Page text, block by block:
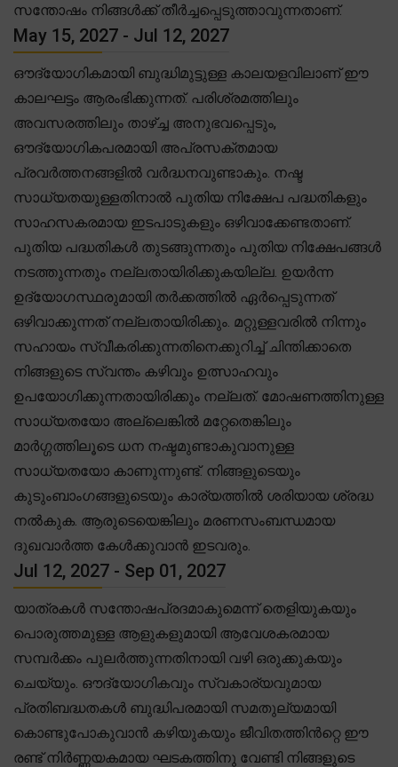
സന്തോഷം നിങ്ങൾക്ക് തീർച്ചപ്പെടുത്താവുന്നതാണ്.
May 15, 2027 - Jul 12, 2027
ഔദ്യോഗികമായി ബുദ്ധിമുട്ടുള്ള കാലയളവിലാണ് ഈ
കാലഘട്ടം ആരംഭിക്കുന്നത്. പരിശ്രമത്തിലും
അവസരത്തിലും താഴ്ച്ച അനുഭവപ്പെടും,
ഔദ്യോഗികപരമായി അപ്രസക്തമായ
പ്രവർത്തനങ്ങളിൽ വർദ്ധനവുണ്ടാകും. നഷ്ട
സാധ്യതയുള്ളതിനാൽ പുതിയ നിക്ഷേപ പദ്ധതികളും
സാഹസകരമായ ഇടപാടുകളും ഒഴിവാക്കേണ്ടതാണ്.
പുതിയ പദ്ധതികൾ തുടങ്ങുന്നതും പുതിയ നിക്ഷേപങ്ങൾ
നടത്തുന്നതും നല്ലതായിരിക്കുകയില്ല. ഉയർന്ന
ഉദ്യോഗസ്ഥരുമായി തർക്കത്തിൽ ഏർപ്പെടുന്നത്
ഒഴിവാക്കുന്നത് നല്ലതായിരിക്കും. മറ്റുള്ളവരിൽ നിന്നും
സഹായം സ്വീകരിക്കുന്നതിനെക്കുറിച്ച് ചിന്തിക്കാതെ
നിങ്ങളുടെ സ്വന്തം കഴിവും ഉത്സാഹവും
ഉപയോഗിക്കുന്നതായിരിക്കും നല്ലത്. മോഷണത്തിനുള്ള
സാധ്യതയോ അല്ലെങ്കിൽ മറ്റേതെങ്കിലും
മാർഗ്ഗത്തിലൂടെ ധന നഷ്ടമുണ്ടാകുവാനുള്ള
സാധ്യതയോ കാണുന്നുണ്ട്. നിങ്ങളുടെയും
കുടുംബാംഗങ്ങളുടെയും കാര്യത്തിൽ ശരിയായ ശ്രദ്ധ
നൽകുക. ആരുടെയെങ്കിലും മരണസംബന്ധമായ
ദുഖവാർത്ത കേൾക്കുവാൻ ഇടവരും.
Jul 12, 2027 - Sep 01, 2027
യാത്രകൾ സന്തോഷപ്രദമാകുമെന്ന് തെളിയുകയും
പൊരുത്തമുള്ള ആളുകളുമായി ആവേശകരമായ
സമ്പർക്കം പുലർത്തുന്നതിനായി വഴി ഒരുക്കുകയും
ചെയ്യും. ഔദ്യോഗികവും സ്വകാര്യവുമായ
പ്രതിബദ്ധതകൾ ബുദ്ധിപരമായി സമതുല്യമായി
കൊണ്ടുപോകുവാൻ കഴിയുകയും ജീവിതത്തിൻറ്റെ ഈ
രണ്ട് നിർണ്ണയകമായ ഘടകത്തിനു വേണ്ടി നിങ്ങളുടെ